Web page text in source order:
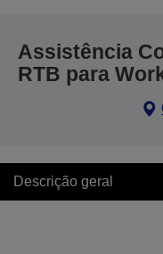
Assistência
RTB para
Descrição geral